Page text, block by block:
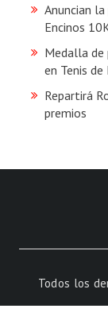
Anuncian
Encinos
Medalla de
en Tenis de
Repartirá
premios
Todos los